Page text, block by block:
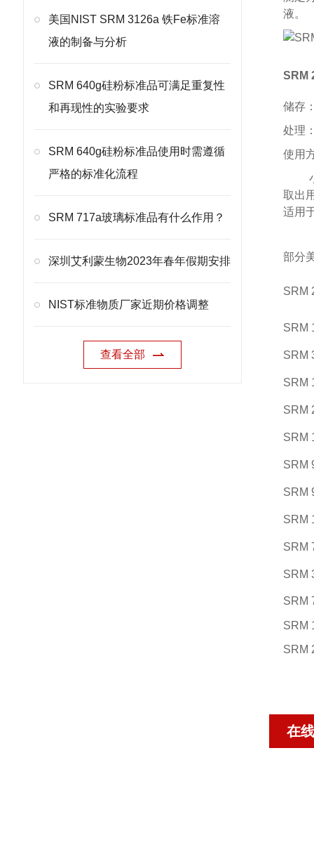
美国NIST SRM 3126a 铁Fe标准溶
液的制备与分析
SRM 640g硅粉标准品可满足重复性
和再现性的实验要求
SRM 640g硅粉标准品使用时需遵循
严格的标准化流程
SRM 717a玻璃标准品有什么作用？
深圳艾利蒙生物2023年春年假期安排
NIST标准物质厂家近期价格调整
查看全部
液。
SRM
储存
处理
使用
小
取出
适用
部分
SRM
SRM
SRM
SRM
SRM
SRM
SRM
SRM
SRM
SRM
SRM
SRM
SRM
SRM
在